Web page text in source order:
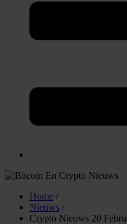
Home /
Nieuws /
Crypto Nieuws 20